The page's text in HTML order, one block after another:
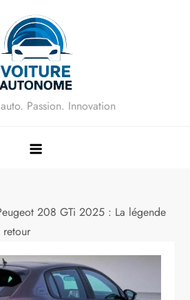
Passion. Innovation
208 GTi 2025 : La légende